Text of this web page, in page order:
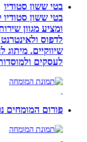
בטי ששון סטודיו
ומציע מגוון שירותי
לדפוס ולאינטרנט
שיווקיים. מיתוג
לעסקים ולמוסדות
פורום המומחים